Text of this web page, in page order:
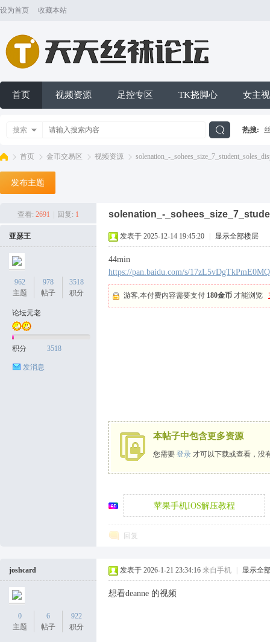
设为首页 收藏本站
首页 视频资源 足控专区 TK挠脚心 女主
搜索 热搜:
首页 金币交易区 视频资源 solenation_-
发布主题
查看: 2691 回复: 1 solenation_-
亚瑟王
962
主题
978
帖子
3518
积分
论坛元老
积分 3518
发消息
发表于 2025-12-14 19:45:20 显示全部楼层
44min
https://pan.baidu.com/s/
游客,本付费内容需要支付 180金币 才能浏览
本帖子中包含更多资源
您需要 登录 才可以下载或查看，没
苹果手机IOS解压教程
回复
joshcard
0
主题
6
帖子
922
积分
发表于 2026-1-21 23:34:16 来自手机 显示全
想看deanne 的视频